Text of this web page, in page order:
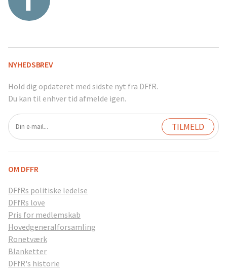
NYHEDSBREV
Hold dig opdateret med sidste nyt fra DFfR.
Du kan til enhver tid afmelde igen.
OM DFFR
DFfRs politiske ledelse
DFfRs love
Pris for medlemskab
Hovedgeneralforsamling
Ronetværk
Blanketter
DFfR's historie